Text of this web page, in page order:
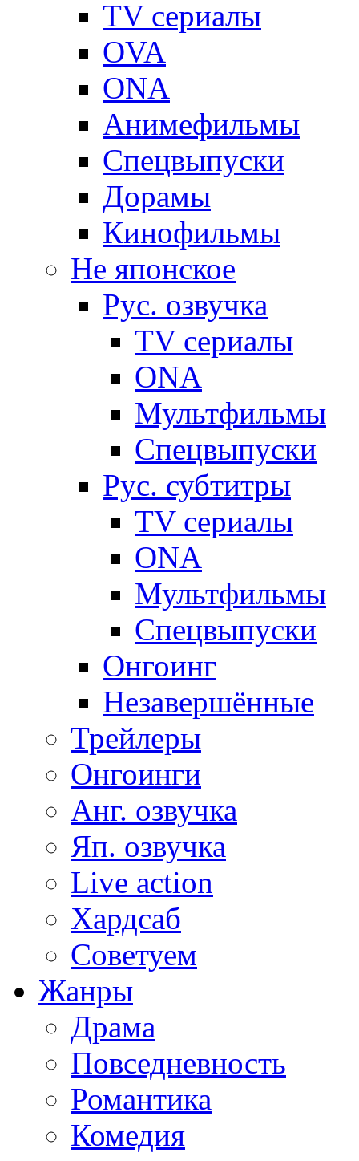
TV сериалы
OVA
ONA
Анимефильмы
Спецвыпуски
Дорамы
Кинофильмы
Не японское
Рус. озвучка
TV сериалы
ONA
Мультфильмы
Спецвыпуски
Рус. субтитры
TV сериалы
ONA
Мультфильмы
Спецвыпуски
Онгоинг
Незавершённые
Трейлеры
Онгоинги
Анг. озвучка
Яп. озвучка
Live action
Хардсаб
Советуем
Жанры
Драма
Повседневность
Романтика
Комедия